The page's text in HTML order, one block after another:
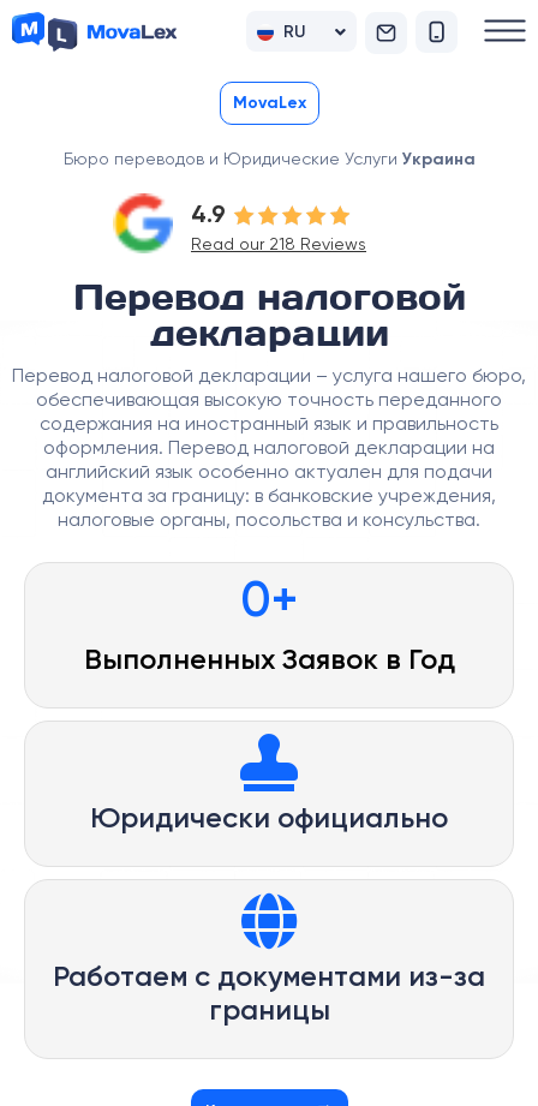
RU
UK
MovaLex
Бюро переводов и Юридические Услуги Украина
4.9
Read our 218 Reviews
Перевод налоговой
декларации
Перевод налоговой декларации – услуга нашего бюро,
обеспечивающая высокую точность переданного
содержания на иностранный язык и правильность
оформления. Перевод налоговой декларации на
английский язык особенно актуален для подачи
документа за границу: в банковские учреждения,
налоговые органы, посольства и консульства.
Выполненных Заявок в Год
0+
Юридически официально
Работаем с документами из-за
границы